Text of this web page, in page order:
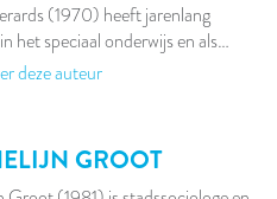
(1970) heeft jarenlang
het speciaal onderwijs en als…
deze auteur
GROOT